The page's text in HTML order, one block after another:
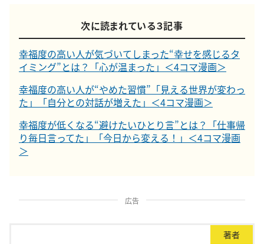
次に読まれている３記事
幸福度の高い人が気づいてしまった“幸せを感じるタ
イミング”とは？「心が温まった」＜4コマ漫画＞
幸福度の高い人が“やめた習慣”「見える世界が変わっ
た」「自分との対話が増えた」＜4コマ漫画＞
幸福度が低くなる“避けたいひとり言”とは？「仕事帰
り毎日言ってた」「今日から変える！」＜4コマ漫画
＞
広告
著者